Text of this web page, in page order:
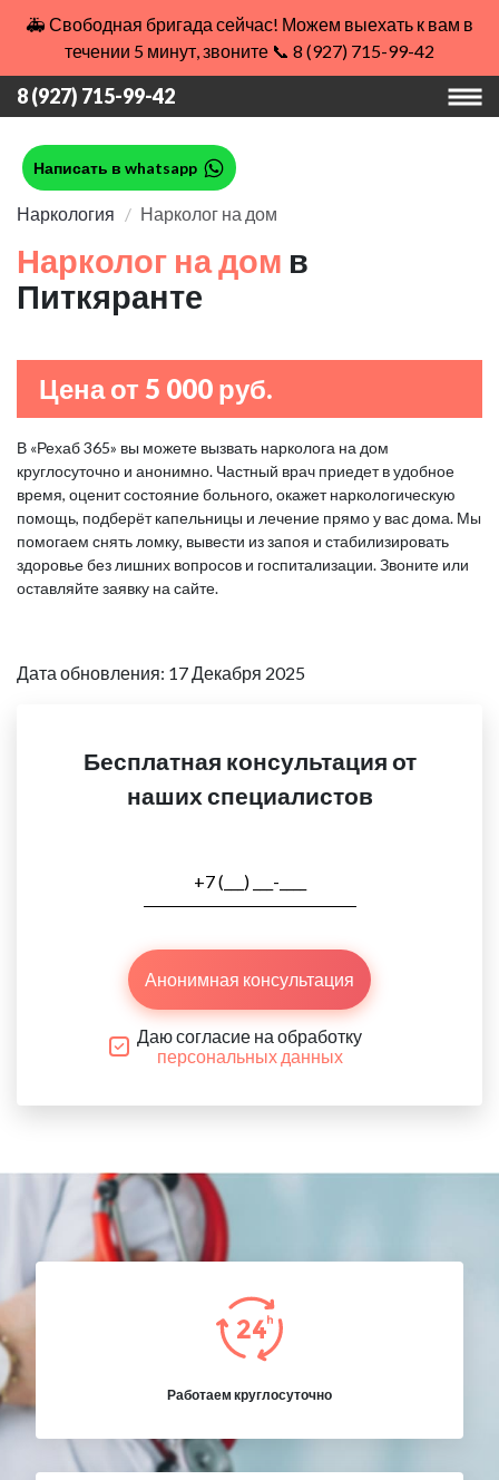
🚑 Свободная бригада сейчас! Можем выехать к вам в
течении 5 минут, звоните 📞 8 (927) 715-99-42
8 (927) 715-99-42
Написать в whatsapp
Наркология Нарколог на дом
Нарколог на дом в
Питкяранте
Цена от 5 000 руб.
В «Рехаб 365» вы можете вызвать нарколога на дом
круглосуточно и анонимно. Частный врач приедет в удобное
время, оценит состояние больного, окажет наркологическую
помощь, подберёт капельницы и лечение прямо у вас дома. Мы
помогаем снять ломку, вывести из запоя и стабилизировать
здоровье без лишних вопросов и госпитализации. Звоните или
оставляйте заявку на сайте.
Дата обновления: 17 Декабря 2025
Бесплатная консультация от
наших специалистов
Анонимная консультация
Даю согласие на обработку
персональных данных
Работаем круглосуточно